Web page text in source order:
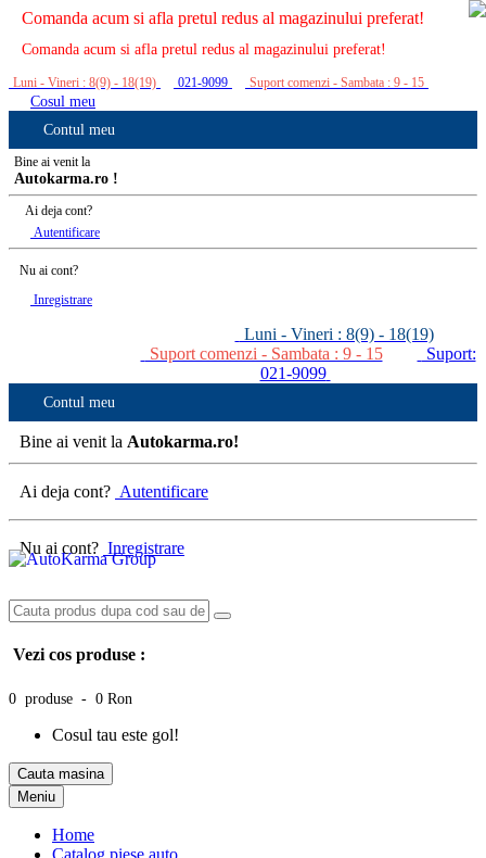
Comanda acum si afla pretul redus al magazinului preferat!
Comanda acum si afla pretul redus al magazinului preferat!
Luni - Vineri : 8(9) - 18(19) 021-9099 Suport comenzi - Sambata : 9 - 15
Cosul meu
Contul meu
Bine ai venit la
Autokarma.ro !
Ai deja cont?
Autentificare
Nu ai cont?
Inregistrare
Luni - Vineri : 8(9) - 18(19)
Suport comenzi - Sambata : 9 - 15
Suport:
021-9099
Contul meu
Bine ai venit la Autokarma.ro!
Ai deja cont? Autentificare
Nu ai cont? Inregistrare
Vezi cos produse :
0 produse - 0 Ron
Cosul tau este gol!
Cauta masina
Meniu
Home
Catalog piese auto